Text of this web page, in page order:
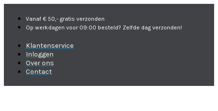
Vanaf € 50,- gratis verzonden
Op werkdagen voor 09:00 besteld? Zelfde dag verzonden!
Klantenservice
Inloggen
Over ons
Contact